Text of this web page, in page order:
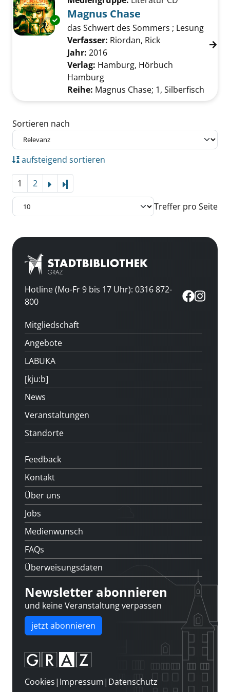
Exemplar-Details von Magnus Chase
Magnus Chase
das Schwert des Sommers ; Lesung
Verfasser: Riordan, Rick Suche nach
Jahr: 2016
Verlag: Hamburg, Hörbuch
Hamburg
Reihe: Magnus Chase; 1, Silberfisch
Zu den Suchfiltern springen
Sortieren nach
aufsteigend sortieren
1 2
Treffer pro Seite
Hotline (Mo-Fr 9 bis 17 Uhr): 0316 872-
800
Mitgliedschaft
Angebote
LABUKA
[kju:b]
News
Veranstaltungen
Standorte
Feedback
Kontakt
Über uns
Jobs
Medienwunsch
FAQs
Überweisungsdaten
Newsletter abonnieren
und keine Veranstaltung verpassen
jetzt abonnieren
Cookies| Impressum| Datenschutz